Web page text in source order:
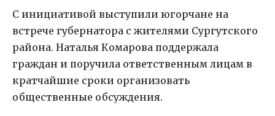
C инициативой выступили югорчане на
встрече губернатора с жителями Сургутского
района. Наталья Комарова поддержала
граждан и поручила ответственным лицам в
кратчайшие сроки организовать
общественные обсуждения.